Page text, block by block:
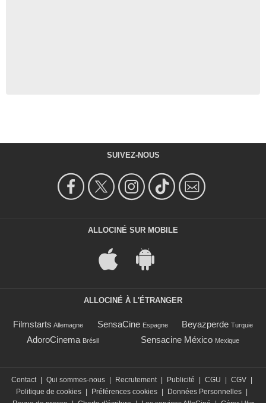
SUIVEZ-NOUS
ALLOCINÉ SUR MOBILE
ALLOCINÉ À L'ÉTRANGER
Filmstarts Allemagne SensaCine Espagne Beyazperde Turquie
AdoroCinema Brésil Sensacine México Mexique
Contact Qui sommes-nous Recrutement Publicité CGU CGV
Politique de cookies
Préférences cookies Données Personnelles